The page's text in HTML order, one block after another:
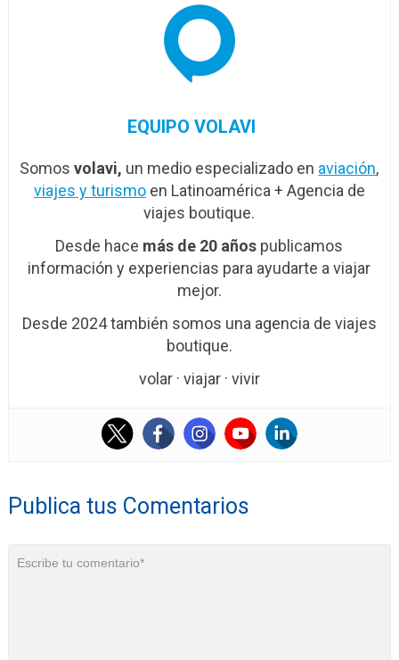
EQUIPO VOLAVI
Somosvolavi, un medio especializado en aviación,
viajes y turismoen Latinoamérica + Agencia de
viajes boutique.
Desde hace más de 20 años publicamos
información y experiencias para ayudarte a viajar
mejor.
Desde 2024 también somos una agencia de viajes
boutique.
volar · viajar · vivir
Publica tus Comentarios